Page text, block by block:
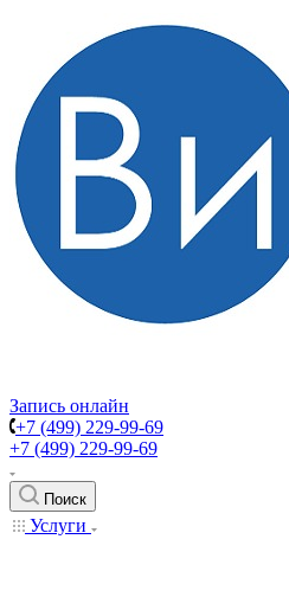
Запись онлайн
+7 (499) 229-99-69
+7 (499) 229-99-69
Поиск
Услуги